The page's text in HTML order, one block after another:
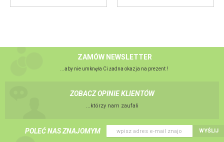
ZAMÓW NEWSLETTER
...aby nie umknęła Ci żadna okazja na prezent !
ZOBACZ OPINIE KLIENTÓW
...którzy nam zaufali
POLEĆ NAS ZNAJOMYM WYŚLIJ